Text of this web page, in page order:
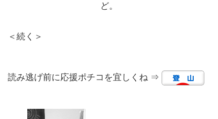
ど。
＜続く＞
読み逃げ前に応援ポチコを宜しくね ⇒